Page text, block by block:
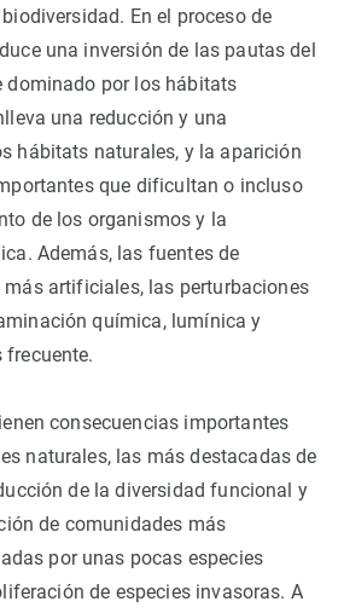
En el proceso de
una inversión de las pautas del
dominado por los hábitats
una reducción y una
hábitats naturales, y la aparición
que dificultan o incluso
de los organismos y la
Además, las fuentes de
artificiales, las perturbaciones
química, lumínica y
frecuente.
consecuencias importantes
naturales, las más destacadas de
de la diversidad funcional y
de comunidades más
por unas pocas especies
de especies invasoras. A